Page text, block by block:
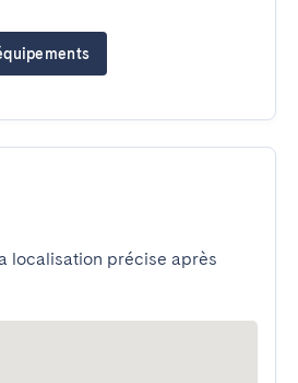
localisation précise après